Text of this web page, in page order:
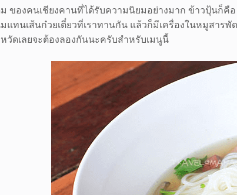
ของคนเชียงคานที่ได้รับความนิยมอย่างมาก ข้าวปุ้นก็
ทนเส้นก๋วยเตี๋ยวที่เราทานกัน แล้วก็มีเครื่องในหมูสาร
วัดเลยจะต้องลองกันนะครับสำหรับเมนูนี้